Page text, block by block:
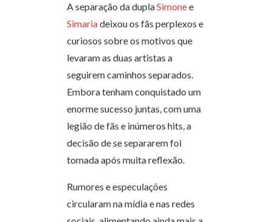
A separação da duplaSimonee
Simariadeixou os fãs perplexos e
curiosos sobre os motivos que
levaram as duas artistas a
seguirem caminhos separados.
Embora tenham conquistado um
enorme sucesso juntas, com uma
legião de fãs e inúmeros hits, a
decisão de se separarem foi
tomada após muita reflexão.
Rumores e especulações
circularam na mídia e nas redes